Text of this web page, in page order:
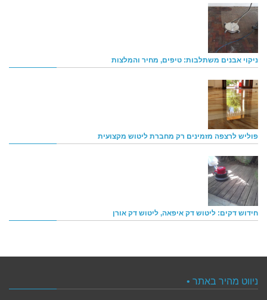
ניקוי אבנים משתלבות: טיפים, מחיר והמלצות
פוליש לרצפה מזמינים רק מחברת ליטוש מקצועית
חידוש דקים: ליטוש דק איפאה, ליטוש דק אורן
ניווט מהיר באתר •